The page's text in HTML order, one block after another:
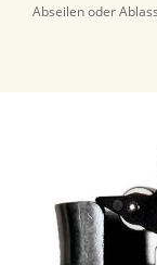
Abseilen oder